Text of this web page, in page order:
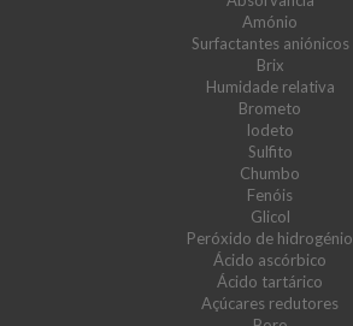
Amónio
Surfactantes aniónicos
Brix
Humidade relativa
Brometo
Iodeto
Sulfito
Chumbo
Fenóis
Glicol
Peróxido de hidrogénio
Ácido ascórbico
Ácido tartárico
Açúcares redutores